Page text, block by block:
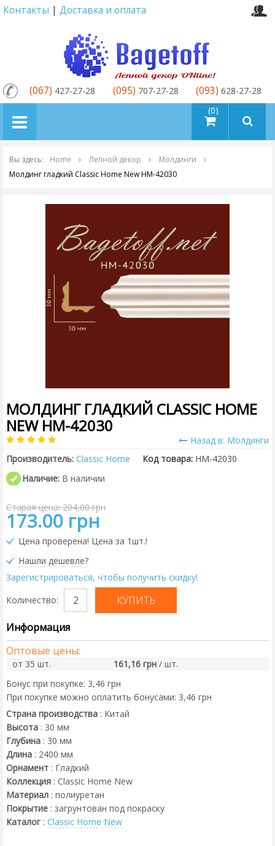
Контакты | Доставка и оплата
товаров (0)
(067) 427-27-28 (095) 707-27-28 (093) 628-27-28
Вы здесь: Home Лепной декор
Молдинги
Молдинг гладкий Classic Home New HM-42030
МОЛДИНГ ГЛАДКИЙ CLASSIC HOME
NEW HM-42030
Назад в: Молдинги
Производитель: Classic Home Код товара: HM-42030
Наличие: В наличии
Старая цена: 204,00 грн
173.00 грн
Цена проверена! Цена за 1шт.!
Нашли дешевле?
Зарегистрироваться, чтобы получить скидку!
Количество:
Информация
Оптовые цены:
от 35 шт. 161,16 грн / шт.
Бонус при покупке: 3,46 грн
При покупке можно оплатить бонусами: 3,46 грн
Страна производства : Китай
Высота : 30 мм
Глубина : 30 мм
Длина : 2400 мм
Орнамент : Гладкий
Коллекция : Classic Home New
Материал : полиуретан
Покрытие : загрунтован под покраску
Каталог : Classic Home New